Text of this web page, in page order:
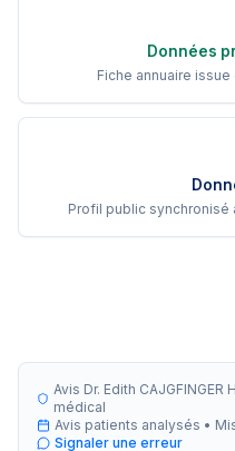
Données
Fiche annuaire
Profil public
Avis Dr. Edith
médical
Avis patients analysés •
Signaler une erreur